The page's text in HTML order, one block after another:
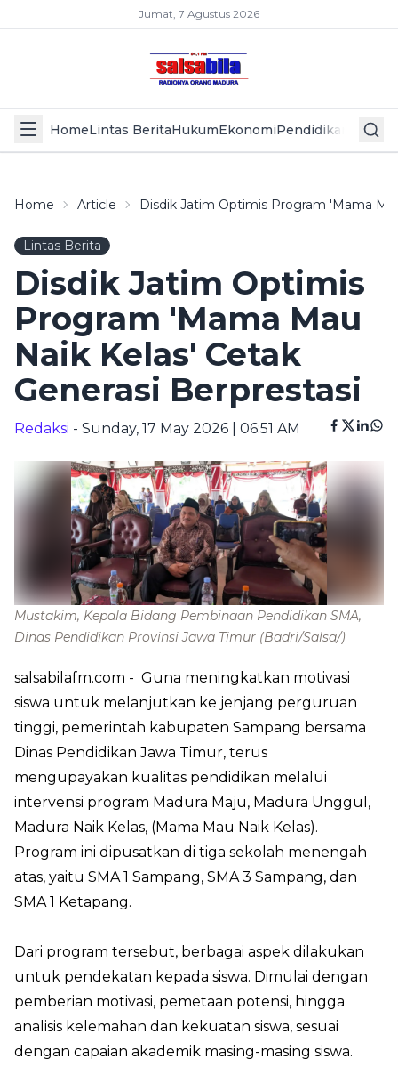
Jumat, 7 Agustus 2026
HomeLintas BeritaHukumEkonomiPendidikan Politik
Home Article Disdik Jatim Optimis Program 'Mama
Lintas Berita
Disdik Jatim Optimis
Program 'Mama Mau
Naik Kelas' Cetak
Generasi Berprestasi
Redaksi - Sunday, 17 May 2026 | 06:51 AM
Mustakim, Kepala Bidang Pembinaan Pendidikan SMA,
Dinas Pendidikan Provinsi Jawa Timur (Badri/Salsa/)
salsabilafm.com - Guna meningkatkan motivasi
siswa untuk melanjutkan ke jenjang perguruan
tinggi, pemerintah kabupaten Sampang bersama
Dinas Pendidikan Jawa Timur, terus
mengupayakan kualitas pendidikan melalui
intervensi program Madura Maju, Madura Unggul,
Madura Naik Kelas, (Mama Mau Naik Kelas).
Program ini dipusatkan di tiga sekolah menengah
atas, yaitu SMA 1 Sampang, SMA 3 Sampang, dan
SMA 1 Ketapang.
Dari program tersebut, berbagai aspek dilakukan
untuk pendekatan kepada siswa. Dimulai dengan
pemberian motivasi, pemetaan potensi, hingga
analisis kelemahan dan kekuatan siswa, sesuai
dengan capaian akademik masing-masing siswa.